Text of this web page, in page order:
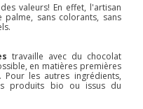
valeurs! En effet, l'artisan
sans colorants, sans
travaille avec du chocolat
en matières premières
les autres ingrédients,
produits bio ou issus du